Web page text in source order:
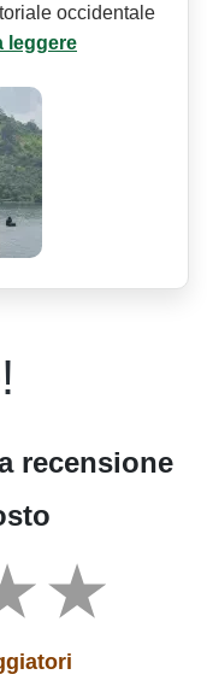
occidentale
leggere
recensione